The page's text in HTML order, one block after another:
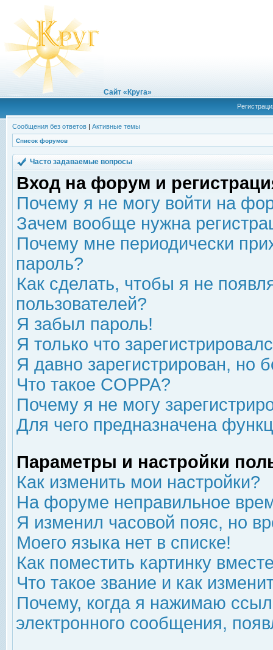
Сайт «Круга»
Сообщения без ответов | Активные темы
Список форумов
Часто задаваемые вопросы
Вход на форум и
Почему я не могу войти на
Зачем вообще нужна
Почему мне периодически
пароль?
Как сделать, чтобы я не
пользователей?
Я забыл пароль!
Я только что
Я давно зарегистрирован, но
Что такое COPPA?
Почему я не могу
Для чего предназначена
Параметры и настройки
Как изменить мои настройки?
На форуме неправильное
Я изменил часовой пояс, но
Моего языка нет в списке!
Как поместить картинку
Что такое звание и как
Почему, когда я нажимаю
электронного сообщения,